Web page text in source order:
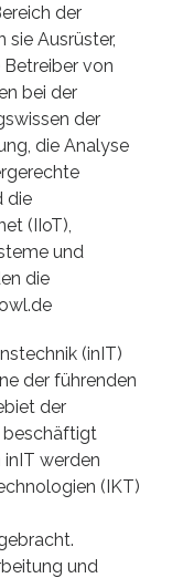
der
Ausrüster,
von
bei der
der
die Analyse
die
(IIoT),
und
die
(inIT)
der führenden
der
beschäftigt
werden
(IKT)
und